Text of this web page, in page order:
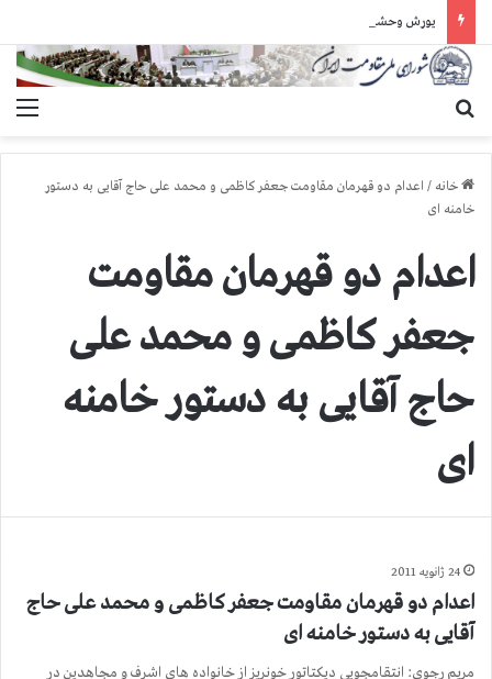
خانه / اعدام دو قهرمان مقاومت جعفر کاظمی و محمد علی حاج آقایی به دستور
خامنه ای
اعدام دو قهرمان مقاومت
جعفر کاظمی و محمد علی
حاج آقایی به دستور خامنه
ای
24 ژانویه 2011
اعدام دو قهرمان مقاومت جعفر کاظمی و محمد علی حاج
آقایی به دستور خامنه ای
مریم رجوی: انتقامجویی دیکتاتور خونریز از خانواده های اشرف و مجاهدین در